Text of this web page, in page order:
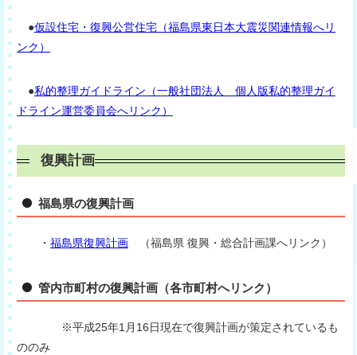
●仮設住宅・復興公営住宅（福島県東日本大震災関連情報へリ
ンク）
●私的整理ガイドライン（一般社団法人 個人版私的整理ガイ
ドライン運営委員会へリンク）
復興計画
福島県の復興計画
・ 福島県復興計画 （福島県 復興・総合計画課へリンク）
管内市町村の復興計画（各市町村へリンク）
※平成25年1月16日現在で復興計画が策定されているも
ののみ